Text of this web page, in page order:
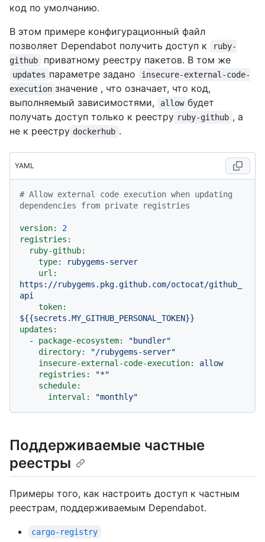
код по умолчанию.
В этом примере конфигурационный файл
позволяет Dependabot получить доступ к
ruby-
github
приватному реестру пакетов. В том же
updates параметре задано
insecure-external-code-
execution значение , что означает, что код,
выполняемый зависимостями,
allow будет
получать доступ только к реестру ruby-github , а
не к реестру dockerhub .
YAML
# Allow external code execution when updating
dependencies from private registries
version:
2
registries:
ruby-github:
type:
rubygems-server
url:
https://rubygems.pkg.github.com/octocat/github_
api
token:
${{secrets.MY_GITHUB_PERSONAL_TOKEN}}
updates:
-
package-ecosystem:
"bundler"
directory:
"/rubygems-server"
insecure-external-code-execution:
allow
registries:
"*"
schedule:
interval:
"monthly"
Поддерживаемые частные
реестры
Примеры того, как настроить доступ к частным
реестрам, поддерживаемым Dependabot.
cargo-registry